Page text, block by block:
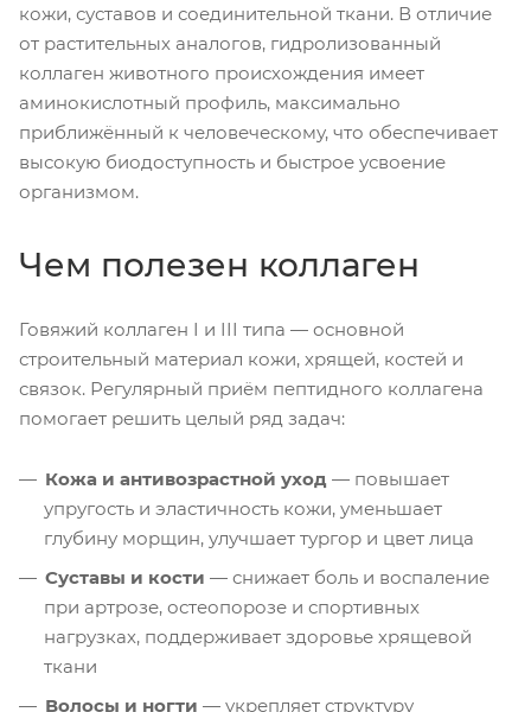
кожи, суставов и соединительной ткани. В отличие
от растительных аналогов, гидролизованный
коллаген животного происхождения имеет
аминокислотный профиль, максимально
приближённый к человеческому, что обеспечивает
высокую биодоступность и быстрое усвоение
организмом.
Чем полезен коллаген
Говяжий коллаген I и III типа — основной
строительный материал кожи, хрящей, костей и
связок. Регулярный приём пептидного коллагена
помогает решить целый ряд задач:
Кожа и антивозрастной уход — повышает
упругость и эластичность кожи, уменьшает
глубину морщин, улучшает тургор и цвет лица
Суставы и кости — снижает боль и воспаление
при артрозе, остеопорозе и спортивных
нагрузках, поддерживает здоровье хрящевой
ткани
Волосы и ногти — укрепляет структуру